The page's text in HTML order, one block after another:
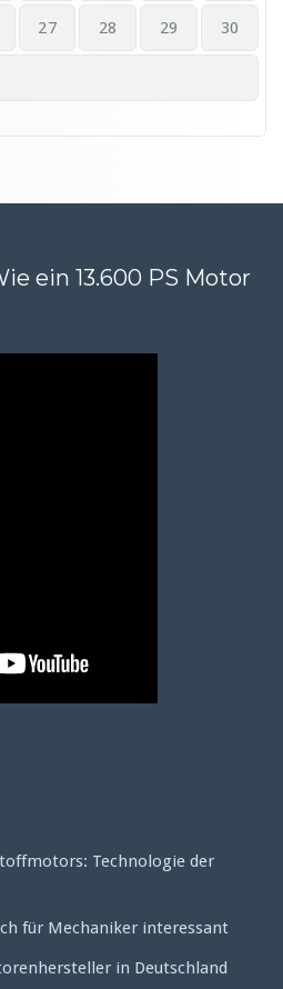
27 28 29 30
ein 13.600 PS Motor
Technologie der
für Mechaniker interessant
in Deutschland